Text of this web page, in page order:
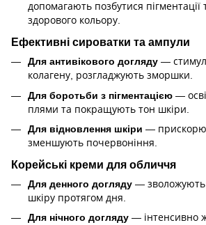
допомагають позбутися пігментації
здорового кольору.
Ефективні сироватки та ампули
Для антивікового догляду —
колагену, розгладжують зморшки.
Для боротьби з пігментацією —
плями та покращують тон шкіри.
Для відновлення шкіри —
зменшують почервоніння.
Корейські креми для обличчя
Для денного догляду —
шкіру протягом дня.
Для нічного догляду — інтенсивно